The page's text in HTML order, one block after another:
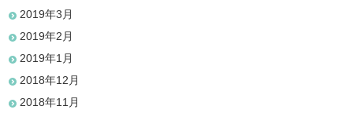
2019年3月
2019年2月
2019年1月
2018年12月
2018年11月